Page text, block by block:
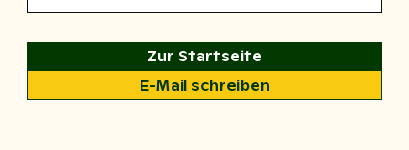
Zur Startseite
E-Mail schreiben